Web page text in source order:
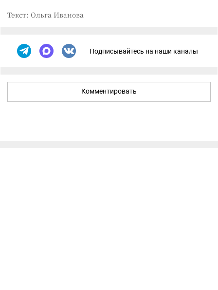
Текст: Ольга Иванова
Подписывайтесь на наши каналы
Комментировать